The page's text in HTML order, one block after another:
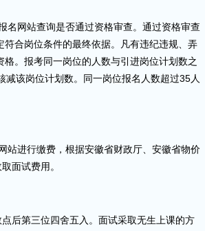
名网站查询是否通过资格审查。通过资格审查
合岗位条件的最终依据。凡有违纪违规、弄
。报考同一岗位的人数与引进岗位计划数之
该岗位计划数。同一岗位报名人数超过35人
站进行缴费，根据安徽省财政厅、安徽省物价
面试费用。
后第三位四舍五入。面试采取无生上课的方